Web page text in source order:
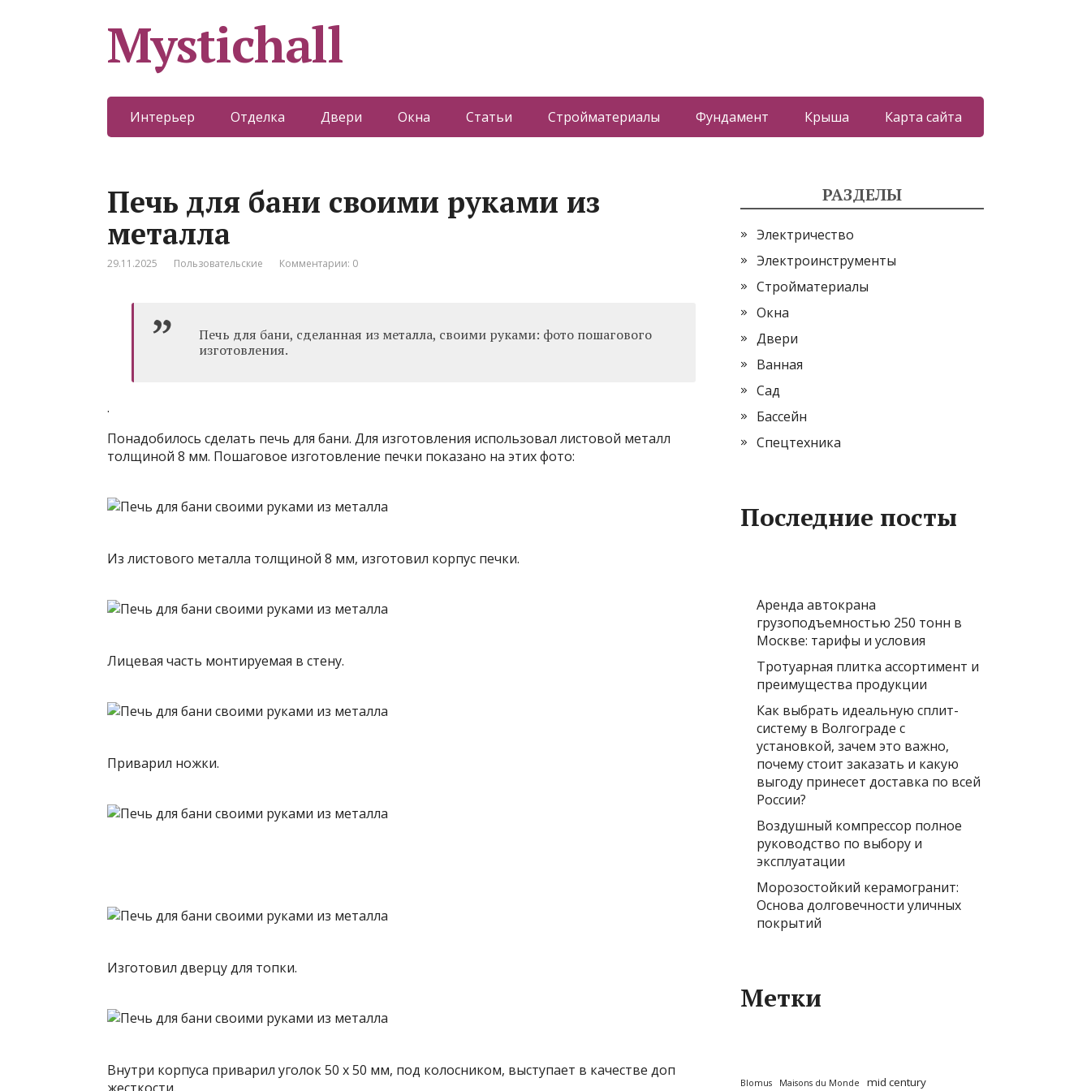
Mystichall
Интерьер Отделка Двери Окна Статьи Стройматериалы Фундамент Крыша Карта сайта
Печь для бани своими руками из
металла
29.11.2025 Пользовательские Комментарии: 0
Печь для бани, сделанная из металла, своими руками: фото пошагового
изготовления.
.
Понадобилось сделать печь для бани. Для изготовления использовал листовой металл
толщиной 8 мм. Пошаговое изготовление печки показано на этих фото:
Из листового металла толщиной 8 мм, изготовил корпус печки.
Лицевая часть монтируемая в стену.
Приварил ножки.
Изготовил дверцу для топки.
Внутри корпуса приварил уголок 50 х 50 мм, под колосником, выступает в качестве доп
РАЗДЕЛЫ
Электричество
Электроинструменты
Стройматериалы
Окна
Двери
Ванная
Сад
Бассейн
Спецтехника
Последние посты
Аренда автокрана
грузоподъемностью 250 тонн в
Москве: тарифы и условия
Тротуарная плитка ассортимент и
преимущества продукции
Как выбрать идеальную сплит-
систему в Волгограде с
установкой, зачем это важно,
почему стоит заказать и какую
выгоду принесет доставка по всей
России?
Воздушный компрессор полное
руководство по выбору и
эксплуатации
Морозостойкий керамогранит:
Основа долговечности уличных
покрытий
Метки
Blomus Maisons du Monde mid century